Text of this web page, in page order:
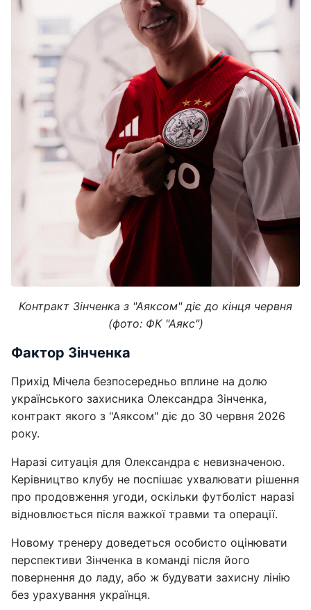
Контракт Зінченка з "Аяксом" діє до кінця червня
(фото: ФК "Аякс")
Фактор Зінченка
Прихід Мічела безпосередньо вплине на долю
українського захисника Олександра Зінченка,
контракт якого з "Аяксом" діє до 30 червня 2026
року.
Наразі ситуація для Олександра є невизначеною.
Керівництво клубу не поспішає ухвалювати рішення
про продовження угоди, оскільки футболіст наразі
відновлюється після важкої травми та операції.
Новому тренеру доведеться особисто оцінювати
перспективи Зінченка в команді після його
повернення до ладу, або ж будувати захисну лінію
без урахування українця.